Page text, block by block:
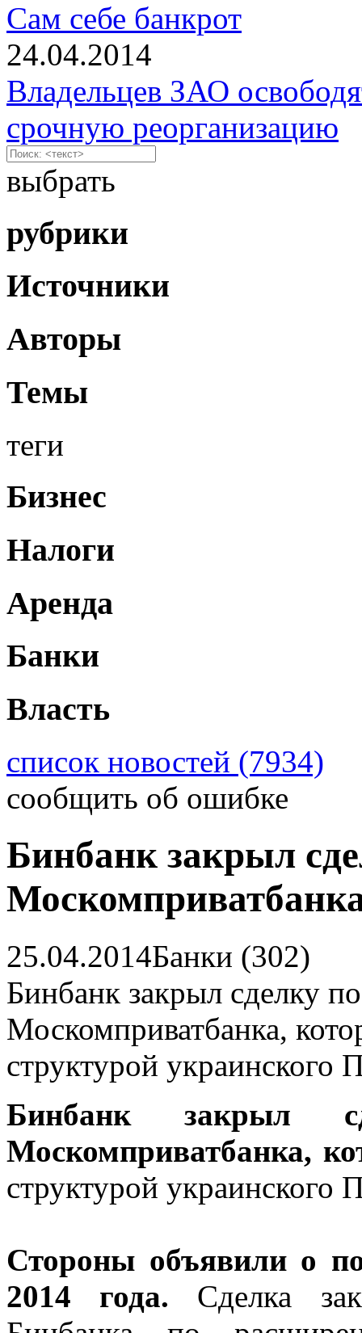
Сам себе банкрот
24.04.2014
Владельцев ЗАО
срочную реорганизацию
выбрать
рубрики
Источники
Авторы
Темы
теги
Бизнес
Налоги
Аренда
Банки
Власть
список новостей (7934)
сообщить об ошибке
Бинбанк закрыл
25.04.2014Банки (302)
Бинбанк закрыл сделку
Москомприватбанка,
структурой украинского
Бинбанк закрыл
Москомприватбанка,
структурой украинского
Стороны объявили о
2014 года. Сделка